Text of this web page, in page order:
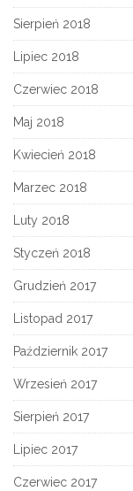
Sierpień 2018
Lipiec 2018
Czerwiec 2018
Maj 2018
Kwiecień 2018
Marzec 2018
Luty 2018
Styczeń 2018
Grudzień 2017
Listopad 2017
Październik 2017
Wrzesień 2017
Sierpień 2017
Lipiec 2017
Czerwiec 2017